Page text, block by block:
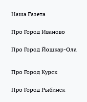
Наша Газета
Про Город Иваново
Про Город Йошкар-Ола
Про Город Курск
Про Город Рыбинск